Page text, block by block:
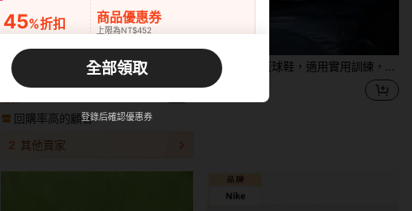
4
-10% Wuyuan 柔软轻便舒适的四向弹力帆布分体鞋底芭蕾舞鞋/芭蕾舞拖鞋，袜子般贴合，弧形鞋跟确保稳固贴合，3D 形状设计增强足弓，非常适合日常舞蹈练习和初学者
NT$178
回購率高的顧客
2 其他賣家
NEW 男士籃球鞋，適用實用訓練，防滑耐磨、輕量靈敏、吸震運動球鞋，附摩擦吱吱聲
NT$1,296
45%折扣 商品優惠券
上限為NT$452
限時
40
訂單 NT$966+
商品優惠券
上限為NT$582
全部領取
登錄后確認優惠券